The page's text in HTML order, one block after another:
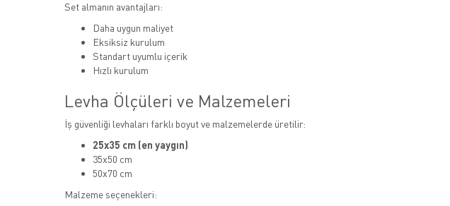
Set almanın avantajları:
Daha uygun maliyet
Eksiksiz kurulum
Standart uyumlu içerik
Hızlı kurulum
Levha Ölçüleri ve Malzemeleri
İş güvenliği levhaları farklı boyut ve malzemelerde üretilir:
25x35 cm (en yaygın)
35x50 cm
50x70 cm
Malzeme seçenekleri: